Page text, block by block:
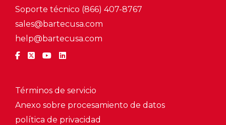
Soporte técnico (866) 407-8767
sales@bartecusa.com
help@bartecusa.com
Términos de servicio
Anexo sobre procesamiento de datos
política de privacidad